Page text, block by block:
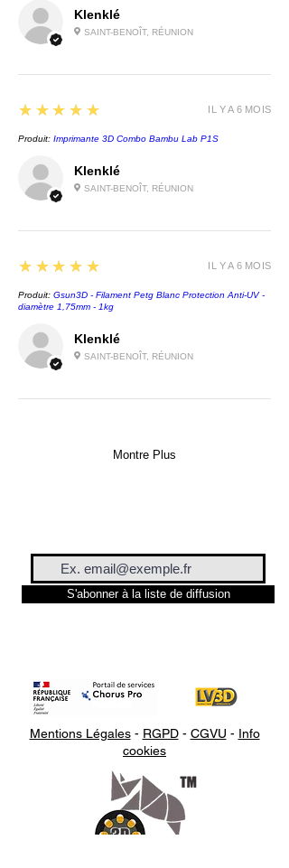
Klenklé
SAINT-BENOÎT, RÉUNION
Klenklé
SAINT-BENOÎT, RÉUNION
5
★★★★★
Produit: Imprimante 3D Combo Bambu Lab P1S
IL Y A 6 MOIS
Klenklé
SAINT-BENOÎT, RÉUNION
5
★★★★★
Produit: Gsun3D - Filament Petg Blanc Protection Anti-UV -
diamètre 1,75mm - 1kg
IL Y A 6 MOIS
Montre Plus
S'abonner à la liste de diffusion
Mentions Légales- RGPD- CGVU - Info
cookies